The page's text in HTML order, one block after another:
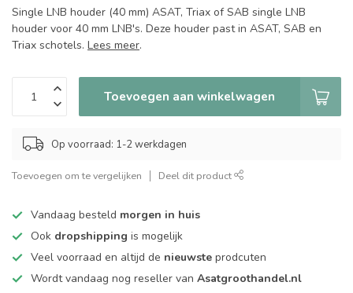
Single LNB houder (40 mm) ASAT, Triax of SAB single LNB
houder voor 40 mm LNB's. Deze houder past in ASAT, SAB en
Triax schotels. Lees meer.
Toevoegen aan winkelwagen
Op voorraad: 1-2 werkdagen
Toevoegen om te vergelijken Deel dit product
Vandaag besteld morgen in huis
Ook dropshipping is mogelijk
Veel voorraad en altijd de nieuwste prodcuten
Wordt vandaag nog reseller van Asatgroothandel.nl